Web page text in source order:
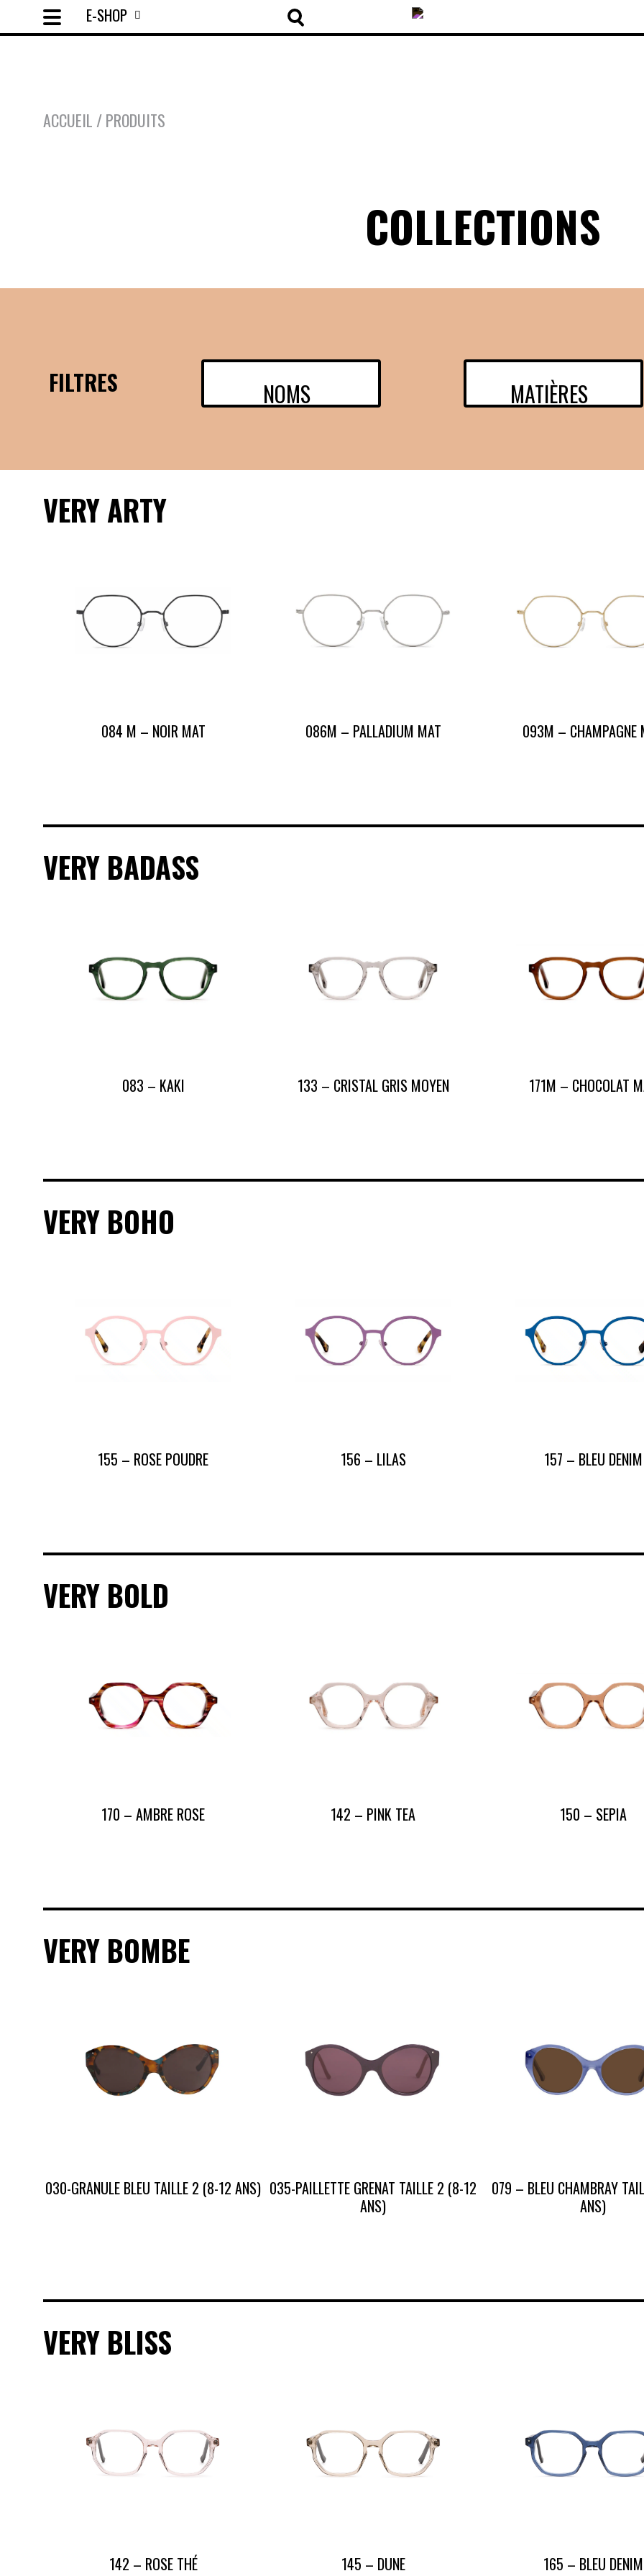
NOUVEAUTÉS OPTIQUES SOLAIRES ACCESSOIRES
SAV RESPONSABLE
LOOKBOOKS
NOUS CONTACTER PRESSE & PARTENARIATS
E-SHOP
ACCUEIL / PRODUITS
COLLECTIONS
FILTRES NOMS MATIÈRES
VERY ARTY
084 M – NOIR MAT 086M – PALLADIUM MAT 093M – CHAMPAGNE
VERY BADASS
083 – KAKI 133 – CRISTAL GRIS MOYEN 171M – CHOCOLAT
VERY BOHO
155 – ROSE POUDRE 156 – LILAS 157 – BLEU DENIM
VERY BOLD
170 – AMBRE ROSE 142 – PINK TEA 150 – SEPIA
VERY BOMBE
030-GRANULE BLEU TAILLE 2 (8-12 ANS) 035-PAILLETTE GRENAT TAILLE 2 (8-12
ANS)
079 – BLEU CHAMBRAY
ANS)
VERY BLISS
142 – ROSE THÉ 145 – DUNE 165 – BLEU DENIM